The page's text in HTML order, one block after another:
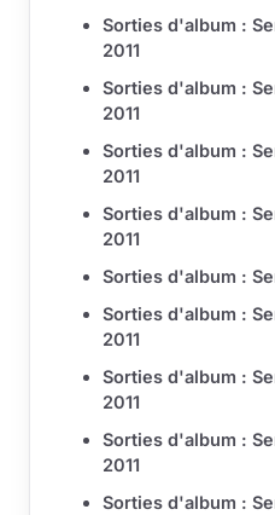
Sorties d'album :
2011
Sorties d'album :
2011
Sorties d'album :
2011
Sorties d'album :
2011
Sorties d'album :
Sorties d'album :
2011
Sorties d'album :
2011
Sorties d'album :
2011
Sorties d'album :